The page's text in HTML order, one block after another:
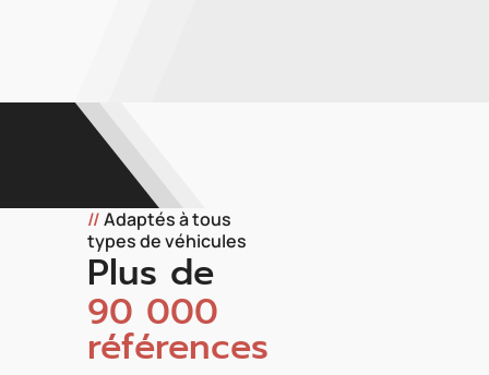
//Adaptés à tous
types de véhicules
Plus de
90 000
références